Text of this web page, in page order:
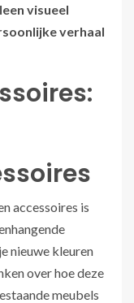
visueel
verhaal
accessoires is
nieuwe kleuren
over hoe deze
meubels